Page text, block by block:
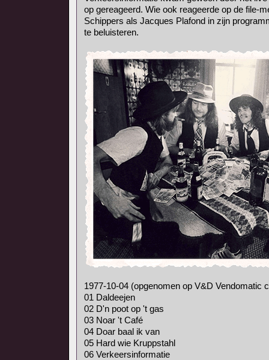
op gereageerd. Wie ook reageerde op de file-
Schippers als Jacques Plafond in zijn
te beluisteren.
1977-10-04 (opgenomen op V&D Vendomatic
01 Daldeejen
02 D'n poot op 't gas
03 Noar 't Café
04 Doar baal ik van
05 Hard wie Kruppstahl
06 Verkeersinformatie